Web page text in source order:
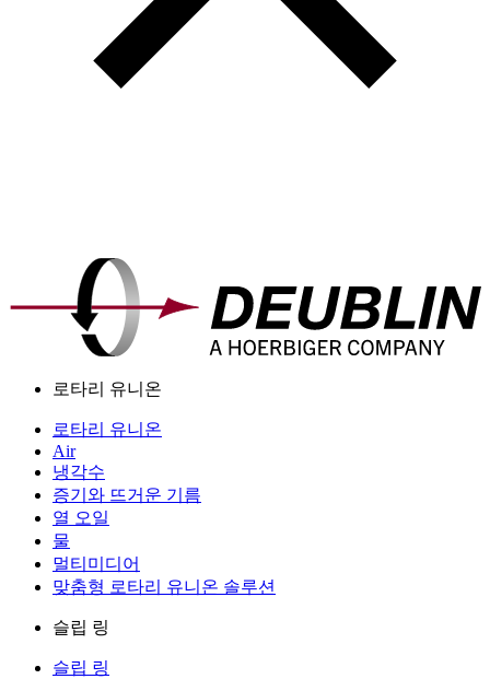
로타리 유니온
로타리 유니온
Air
냉각수
증기와 뜨거운 기름
열 오일
물
멀티미디어
맞춤형 로타리 유니온 솔루션
슬립 링
슬립 링